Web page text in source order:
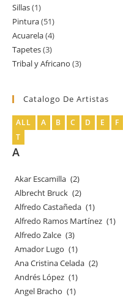
Sillas 11
producto
Pintura 5151
productos
Acuarela 44
productos
Tapetes 33
productos
Tribal y Africano 33
Catalogo De Artistas
ALL A B C D E F
T
A
Akar Escamilla (2)
Albrecht Bruck (2)
Alfredo Castañeda (1)
Alfredo Ramos Martínez (1)
Alfredo Zalce (3)
Amador Lugo (1)
Ana Cristina Celada (2)
Andrés López (1)
Angel Bracho (1)